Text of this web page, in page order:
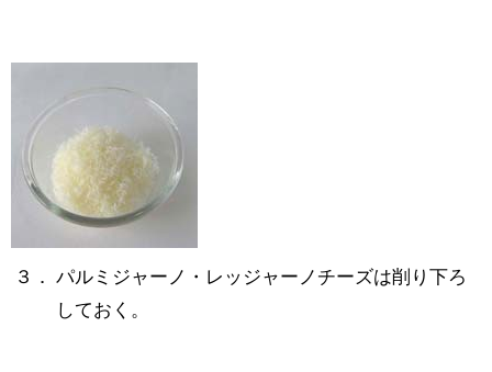
３． パルミジャーノ・レッジャーノチーズは削り下ろ
しておく。